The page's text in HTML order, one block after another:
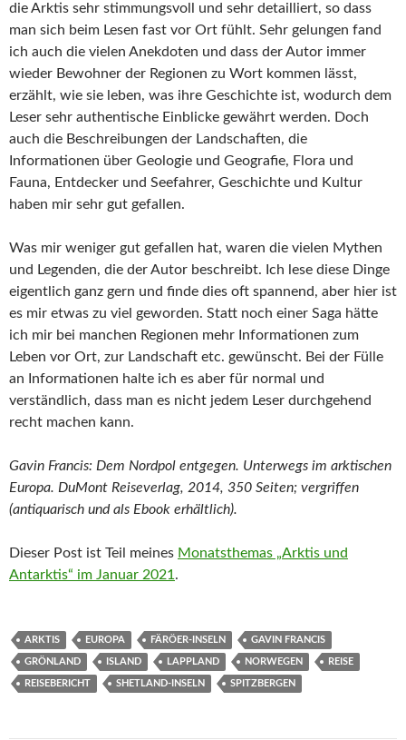
die Arktis sehr stimmungsvoll und sehr detailliert, so dass
man sich beim Lesen fast vor Ort fühlt. Sehr gelungen fand
ich auch die vielen Anekdoten und dass der Autor immer
wieder Bewohner der Regionen zu Wort kommen lässt,
erzählt, wie sie leben, was ihre Geschichte ist, wodurch dem
Leser sehr authentische Einblicke gewährt werden. Doch
auch die Beschreibungen der Landschaften, die
Informationen über Geologie und Geografie, Flora und
Fauna, Entdecker und Seefahrer, Geschichte und Kultur
haben mir sehr gut gefallen.
Was mir weniger gut gefallen hat, waren die vielen Mythen
und Legenden, die der Autor beschreibt. Ich lese diese Dinge
eigentlich ganz gern und finde dies oft spannend, aber hier ist
es mir etwas zu viel geworden. Statt noch einer Saga hätte
ich mir bei manchen Regionen mehr Informationen zum
Leben vor Ort, zur Landschaft etc. gewünscht. Bei der Fülle
an Informationen halte ich es aber für normal und
verständlich, dass man es nicht jedem Leser durchgehend
recht machen kann.
Gavin Francis: Dem Nordpol entgegen. Unterwegs im arktischen
Europa. DuMont Reiseverlag, 2014, 350 Seiten; vergriffen
(antiquarisch und als Ebook erhältlich).
Dieser Post ist Teil meines Monatsthemas „Arktis und
Antarktis“ im Januar 2021 .
ARKTIS EUROPA FÄRÖER-INSELN GAVIN FRANCIS
GRÖNLAND ISLAND LAPPLAND NORWEGEN REISE
REISEBERICHT SHETLAND-INSELN SPITZBERGEN